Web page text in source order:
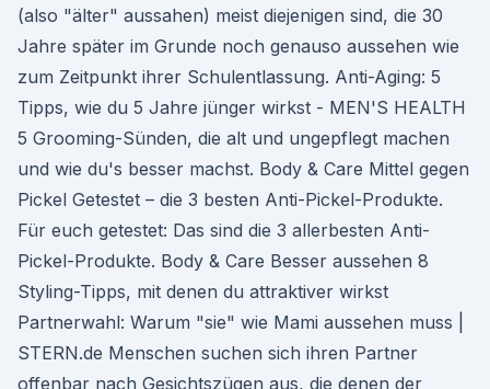
(also "älter" aussahen) meist diejenigen sind, die 30
Jahre später im Grunde noch genauso aussehen wie
zum Zeitpunkt ihrer Schulentlassung. Anti-Aging: 5
Tipps, wie du 5 Jahre jünger wirkst - MEN'S HEALTH
5 Grooming-Sünden, die alt und ungepflegt machen
und wie du's besser machst. Body & Care Mittel gegen
Pickel Getestet – die 3 besten Anti-Pickel-Produkte.
Für euch getestet: Das sind die 3 allerbesten Anti-
Pickel-Produkte. Body & Care Besser aussehen 8
Styling-Tipps, mit denen du attraktiver wirkst
Partnerwahl: Warum "sie" wie Mami aussehen muss |
STERN.de Menschen suchen sich ihren Partner
offenbar nach Gesichtszügen aus, die denen der